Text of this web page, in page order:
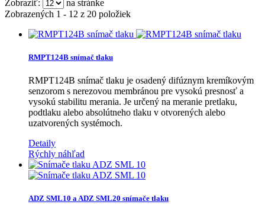
Zobraziť:
na stránke
Zobrazených 1 - 12 z 20 položiek
RMPT124B snímač tlaku
RMPT124B snímač tlaku je osadený difúznym kremíkovým
senzorom s nerezovou membránou pre vysokú presnosť a
vysokú stabilitu merania. Je určený na meranie pretlaku,
podtlaku alebo absolútneho tlaku v otvorených alebo
uzatvorených systémoch.
Detaily
Rýchly náhľad
ADZ SML10 a ADZ SML20 snímače tlaku